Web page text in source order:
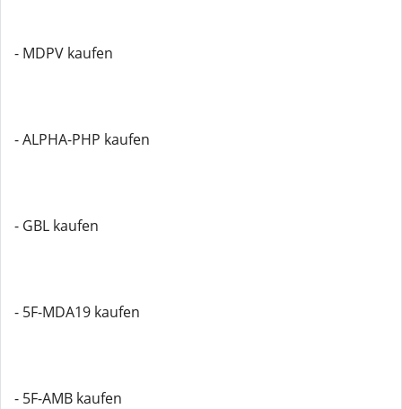
- MDPV kaufen
- ALPHA-PHP kaufen
- GBL kaufen
- 5F-MDA19 kaufen
- 5F-AMB kaufen